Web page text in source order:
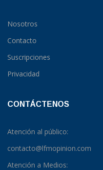
Nosotros
Contacto
Suscripciones
Privacidad
CONTÁCTENOS
Atención al público:
contacto@lfmopinion.com
Atención a Medios: